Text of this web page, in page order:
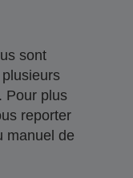
sont
Pour plus
reporter
manuel de